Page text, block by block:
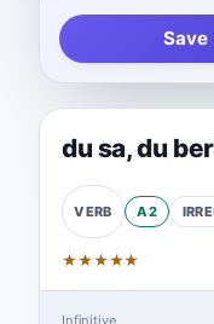
du sa,du
VERB A2
★★★★★
Infinitive